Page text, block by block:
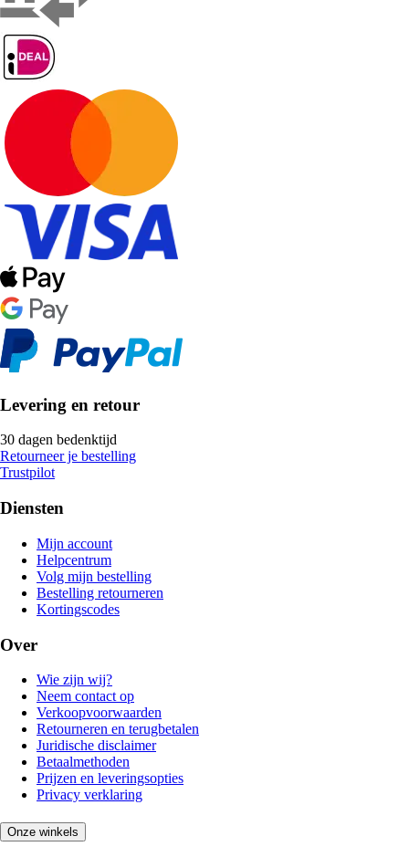
Levering en retour
30 dagen bedenktijd
Retourneer je bestelling
Trustpilot
Diensten
Mijn account
Helpcentrum
Volg mijn bestelling
Bestelling retourneren
Kortingscodes
Over
Wie zijn wij?
Neem contact op
Verkoopvoorwaarden
Retourneren en terugbetalen
Juridische disclaimer
Betaalmethoden
Prijzen en leveringsopties
Privacy verklaring
Onze winkels